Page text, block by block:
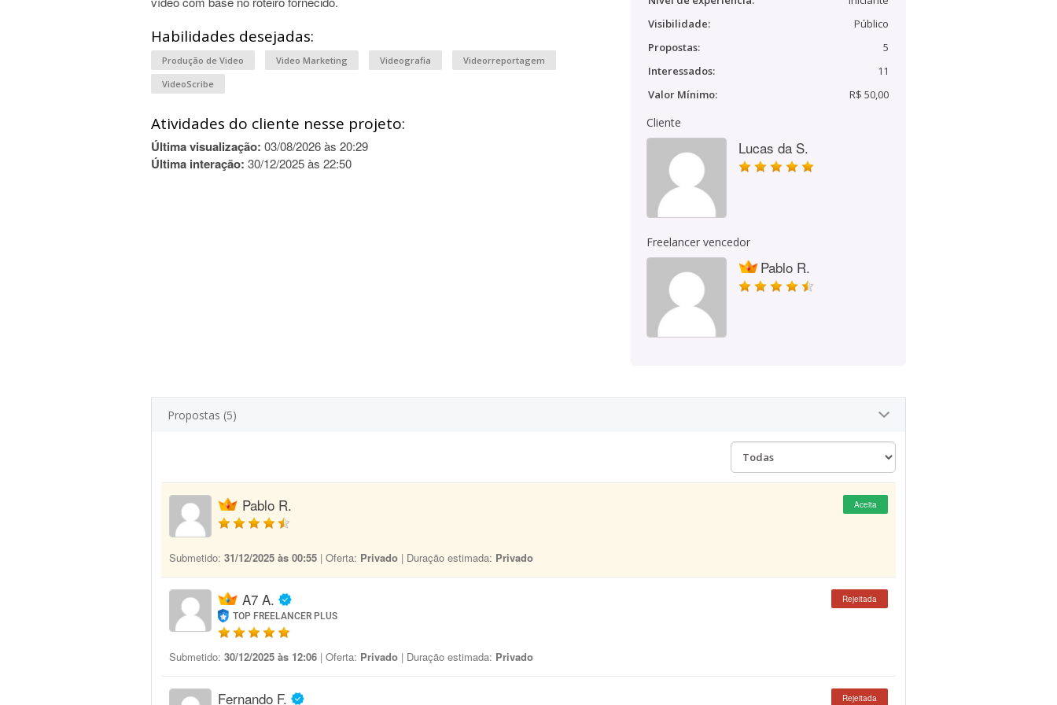
Habilidades desejadas:
Produção de Video Video Marketing Videografia
Videorreportagem
VideoScribe
Atividades do cliente nesse projeto:
Última visualização: 03/08/2026 às 20:29
Última interação: 30/12/2025 às 22:50
Visibilidade:
Público
Propostas:
5
Interessados:
11
Valor Mínimo:
R$ 50,00
Cliente
Lucas da S.
Freelancer vencedor
Pablo R.
Propostas (5)
Pablo R. Aceita
Submetido: 31/12/2025 às 00:55 | Oferta: Privado | Duração estimada: Privado
A7 A.
TOP FREELANCER PLUS
Rejeitada
Submetido: 30/12/2025 às 12:06 | Oferta: Privado | Duração estimada: Privado
Fernando F. Rejeitada